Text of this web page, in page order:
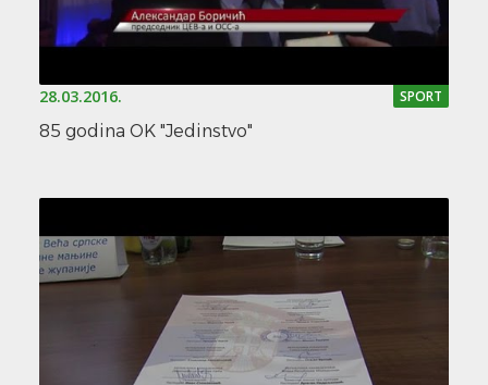
28.03.2016. SPORT
85 godina OK "Jedinstvo"